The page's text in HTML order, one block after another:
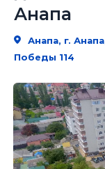
Анапа
Анапа, г.
Победы 114